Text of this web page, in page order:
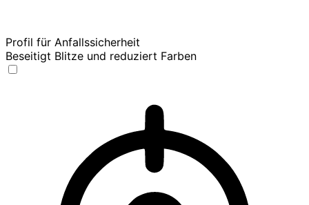
Profil für Anfallssicherheit
Beseitigt Blitze und reduziert Farben